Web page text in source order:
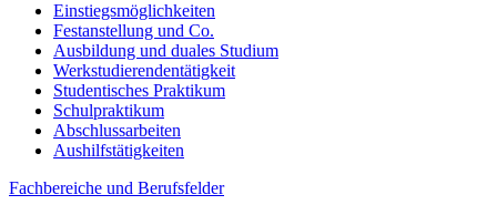
Einstiegsmöglichkeiten
Festanstellung und Co.
Ausbildung und duales Studium
Werkstudierendentätigkeit
Studentisches Praktikum
Schulpraktikum
Abschlussarbeiten
Aushilfstätigkeiten
Fachbereiche und Berufsfelder